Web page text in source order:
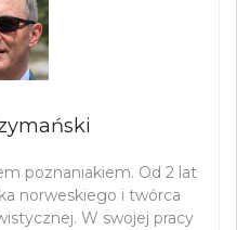
poznaniakiem. Od 2 lat
norweskiego i twórca
W swojej pracy